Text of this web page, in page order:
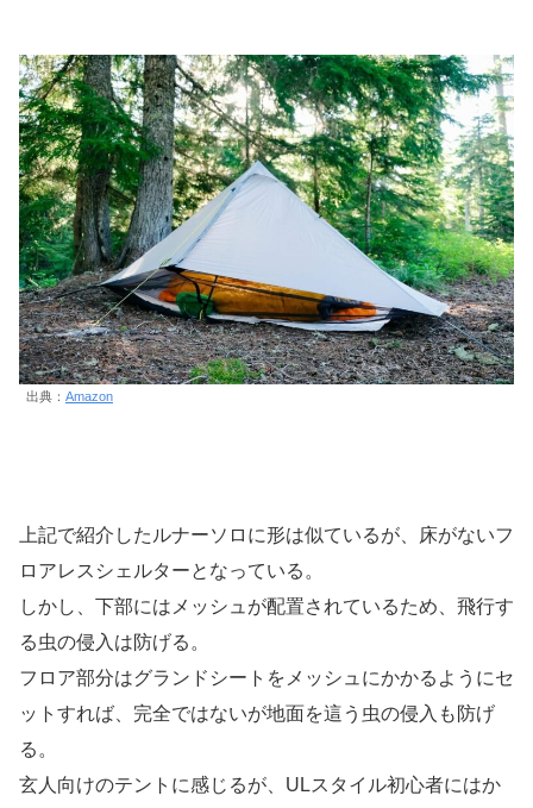
出典： Amazon
上記で紹介したルナーソロに形は似ているが、床がないフ
ロアレスシェルターとなっている。
しかし、下部にはメッシュが配置されているため、飛行す
る虫の侵入は防げる。
フロア部分はグランドシートをメッシュにかかるようにセ
ットすれば、完全ではないが地面を這う虫の侵入も防げ
る。
玄人向けのテントに感じるが、ULスタイル初心者にはか